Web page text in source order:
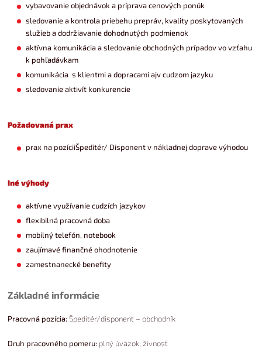
vybavovanie objednávok a príprava cenových ponúk
sledovanie a kontrola priebehu prepráv, kvality poskytovaných
služieb a dodržiavanie dohodnutých podmienok
aktívna komunikácia a sledovanie obchodných prípadov vo vzťahu
k pohľadávkam
komunikácia s klientmi a dopracami ajv cudzom jazyku
sledovanie aktivít konkurencie
Požadovaná prax
prax na pozíciiŠpeditér/ Disponent v nákladnej doprave výhodou
Iné výhody
aktívne využívanie cudzích jazykov
flexibilná pracovná doba
mobilný telefón, notebook
zaujímavé finančné ohodnotenie
zamestnanecké benefity
Základné informácie
Pracovná pozícia: Špeditér/disponent – obchodník
Druh pracovného pomeru: plný úväzok, živnosť